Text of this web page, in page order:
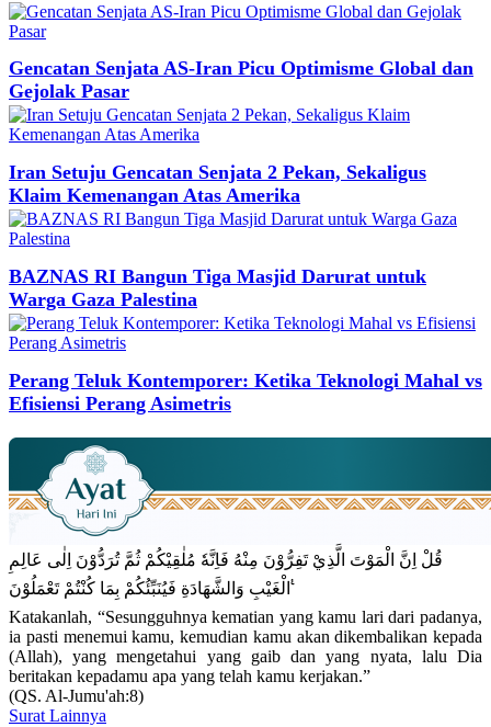
Gencatan Senjata AS-Iran Picu Optimisme Global dan
Gejolak Pasar
Iran Setuju Gencatan Senjata 2 Pekan, Sekaligus
Klaim Kemenangan Atas Amerika
BAZNAS RI Bangun Tiga Masjid Darurat untuk
Warga Gaza Palestina
Perang Teluk Kontemporer: Ketika Teknologi Mahal vs
Efisiensi Perang Asimetris
قُلْ اِنَّ الْمَوْتَ الَّذِيْ تَفِرُّوْنَ مِنْهُ فَاِنَّهٗ مُلٰقِيْكُمْ ثُمَّ تُرَدُّوْنَ اِلٰى عَالِمِ
الْغَيْبِ وَالشَّهَادَةِ فَيُنَبِّئُكُمْ بِمَا كُنْتُمْ تَعْمَلُوْنَ ࣖ
Katakanlah, “Sesungguhnya kematian yang kamu lari dari padanya,
ia pasti menemui kamu, kemudian kamu akan dikembalikan kepada
(Allah), yang mengetahui yang gaib dan yang nyata, lalu Dia
beritakan kepadamu apa yang telah kamu kerjakan.”
(QS. Al-Jumu'ah:8)
Surat Lainnya